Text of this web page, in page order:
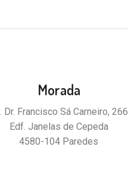
Morada
Dr. Francisco Sá Carneiro, 266
Edf. Janelas de Cepeda
4580-104 Paredes